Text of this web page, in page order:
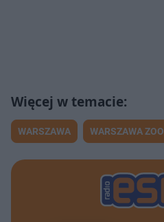
WARSZAWA WARSZAWA ZOO